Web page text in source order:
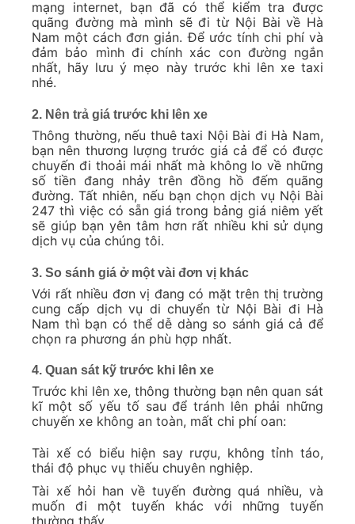
mạng internet, bạn đã có thể kiểm tra được
quãng đường mà mình sẽ đi từ Nội Bài về Hà
Nam một cách đơn giản. Để ước tính chi phí và
đảm bảo mình đi chính xác con đường ngắn
nhất, hãy lưu ý mẹo này trước khi lên xe taxi
nhé.
2. Nên trả giá trước khi lên xe
Thông thường, nếu thuê taxi Nội Bài đi Hà Nam,
bạn nên thương lượng trước giá cả để có được
chuyến đi thoải mái nhất mà không lo về những
số tiền đang nhảy trên đồng hồ đếm quãng
đường. Tất nhiên, nếu bạn chọn dịch vụ Nội Bài
247 thì việc có sẵn giá trong bảng giá niêm yết
sẽ giúp bạn yên tâm hơn rất nhiều khi sử dụng
dịch vụ của chúng tôi.
3. So sánh giá ở một vài đơn vị khác
Với rất nhiều đơn vị đang có mặt trên thị trường
cung cấp dịch vụ di chuyển từ Nội Bài đi Hà
Nam thì bạn có thể dễ dàng so sánh giá cả để
chọn ra phương án phù hợp nhất.
4. Quan sát kỹ trước khi lên xe
Trước khi lên xe, thông thường bạn nên quan sát
kĩ một số yếu tố sau để tránh lên phải những
chuyến xe không an toàn, mất chi phí oan:
Tài xế có biểu hiện say rượu, không tỉnh táo,
thái độ phục vụ thiếu chuyên nghiệp.
Tài xế hỏi han về tuyến đường quá nhiều, và
muốn đi một tuyến khác với những tuyến
thường thấy.